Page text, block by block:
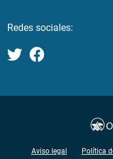
Redes sociales:
Aviso legal Política